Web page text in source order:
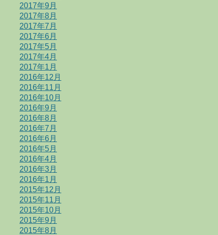
2017年9月
2017年8月
2017年7月
2017年6月
2017年5月
2017年4月
2017年1月
2016年12月
2016年11月
2016年10月
2016年9月
2016年8月
2016年7月
2016年6月
2016年5月
2016年4月
2016年3月
2016年1月
2015年12月
2015年11月
2015年10月
2015年9月
2015年8月